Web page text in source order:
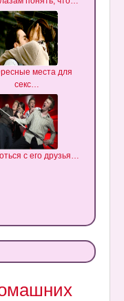
места для
секс…
с его друзья…